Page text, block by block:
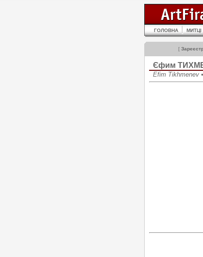
ГОЛОВНА МИТЦІ
[
Єфим
Efim Tikhmenev